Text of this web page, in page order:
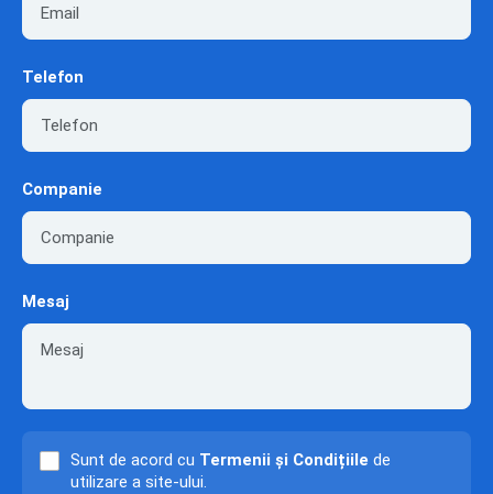
Telefon
Companie
Mesaj
Sunt de acord cu Termenii și Condițiile de
utilizare a site-ului.